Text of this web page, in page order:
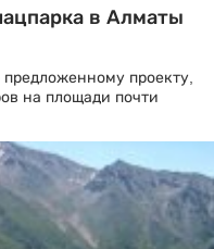
в Алматы
проекту,
на площади почти